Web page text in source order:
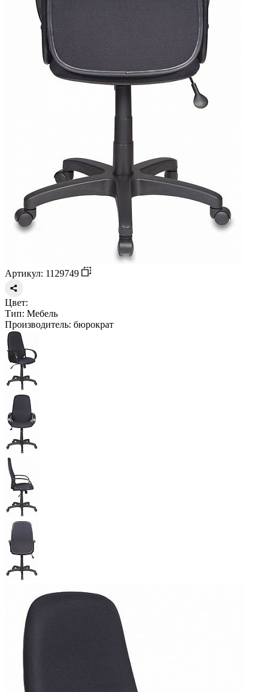
Артикул: 1129749
Цвет:
Тип: Мебель
Производитель: бюрократ